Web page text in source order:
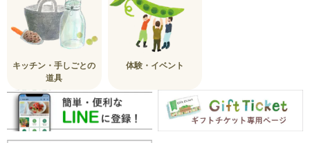
キッチン・手しごとの
道具
体験・イベント